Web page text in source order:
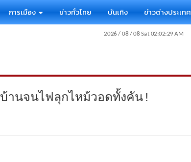
การเมือง ข่าวทั่วไทย บันเทิง ข่าวต่างประเทศ
บ้านจนไฟลุกไหม้วอดทั้งคัน!